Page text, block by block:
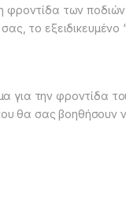
φροντίδα των
το
για την φροντίδα
θα σας βοηθήσουν